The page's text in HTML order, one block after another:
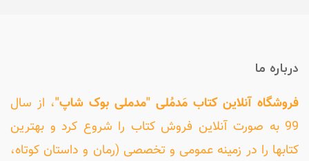
درباره ما
فروشگاه آنلاین کتاب مَدمُلی "مدملی بوک شاپ"، از سال
99 به صورت آنلاین فروش کتاب را شروع کرد و بهترین
کتابها را در زمینه عمومی و تخصصی (رمان و داستان کوتاه،